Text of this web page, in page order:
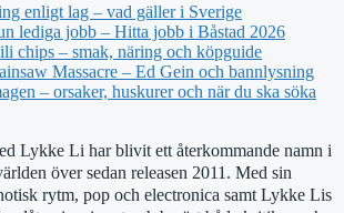
enligt lag – vad gäller i Sverige
lediga jobb – Hitta jobb i Båstad 2026
chips – smak, näring och köpguide
Massacre – Ed Gein och bannlysning
– orsaker, huskurer och när du ska söka
Lykke Li har blivit ett återkommande namn i
över sedan releasen 2011. Med sin
rytm, pop och electronica samt Lykke Lis